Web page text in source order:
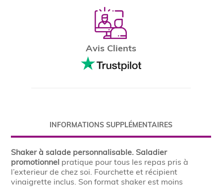
Avis Clients
INFORMATIONS SUPPLÉMENTAIRES
Shaker à salade personnalisable. Saladier
promotionnel pratique pour tous les repas pris à
l’exterieur de chez soi. Fourchette et récipient
vinaigrette inclus. Son format shaker est moins